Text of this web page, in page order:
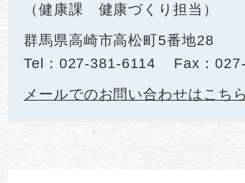
健康課 健康づくり担当
群馬県高崎市高松町5番地28
Tel：027-381-6114
Fax：
メールでのお問い合わせはこちら